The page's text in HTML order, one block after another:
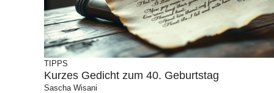
TIPPS
Kurzes Gedicht zum 40. Geburtstag
Sascha Wisani